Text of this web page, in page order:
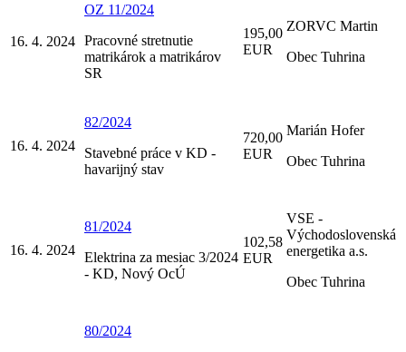
16. 4. 2024
OZ 11/2024
Pracovné stretnutie
matrikárok a matrikárov
SR
195,00
EUR
ZORVC Martin
Obec Tuhrina
16. 4. 2024
82/2024
Stavebné práce v KD -
havarijný stav
720,00
EUR
Marián Hofer
Obec Tuhrina
16. 4. 2024
81/2024
Elektrina za mesiac 3/2024
- KD, Nový OcÚ
102,58
EUR
VSE -
Východoslovenská
energetika a.s.
Obec Tuhrina
80/2024